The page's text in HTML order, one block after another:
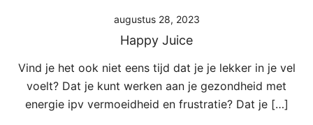
augustus 28, 2023
Happy Juice
Vind je het ook niet eens tijd dat je je lekker in je vel
voelt? Dat je kunt werken aan je gezondheid met
energie ipv vermoeidheid en frustratie? Dat je […]